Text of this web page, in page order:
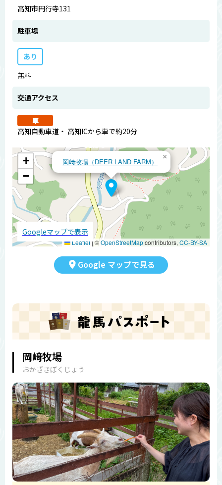
高知市円行寺131
駐車場
あり
無料
交通アクセス
車
高知自動車道・ 高知ICから車で約20分
岡﨑牧場（DEER LAND FARM）
×
+
−
Leaflet |©OpenStreetMapcontributors, CC-BY-SA
Googleマップで表示
Google マップで見る
岡﨑牧場
おかざきぼくじょう